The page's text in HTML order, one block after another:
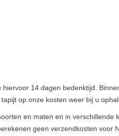
14 dagen bedenktijd.
op onze kosten weer bij u
en maten en in verschillende
geen verzendkosten voor